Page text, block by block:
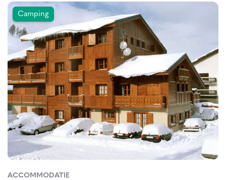
Camping
ACCOMMODATIE